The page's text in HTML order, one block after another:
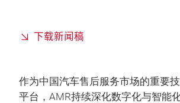
下载新闻稿
作为中国汽车售后服务市场的重要
平台，AMR持续深化数字化与智能